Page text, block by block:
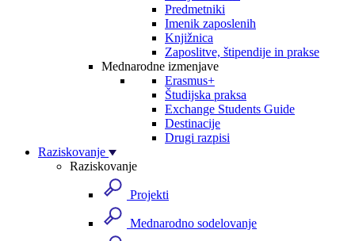
Predmetniki
Imenik zaposlenih
Knjižnica
Zaposlitve, štipendije in prakse
Mednarodne izmenjave
Erasmus+
Študijska praksa
Exchange Students Guide
Destinacije
Drugi razpisi
Raziskovanje
Raziskovanje
Projekti
Mednarodno sodelovanje